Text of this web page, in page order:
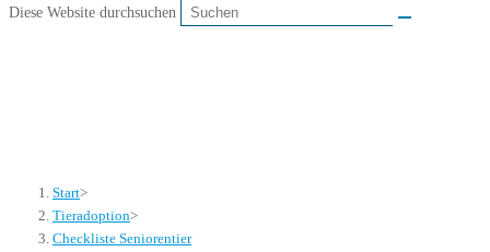
Diese Website durchsuchen
Start>
Tieradoption>
Checkliste Seniorentier